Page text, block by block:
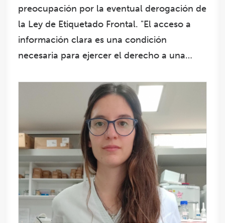
preocupación por la eventual derogación de
la Ley de Etiquetado Frontal. "El acceso a
información clara es una condición
necesaria para ejercer el derecho a una…